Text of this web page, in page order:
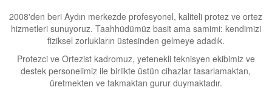
2008'den beri Aydın merkezde profesyonel, kaliteli protez ve ortez
hizmetleri sunuyoruz. Taahhüdümüz basit ama samimi: kendimizi
fiziksel zorlukların üstesinden gelmeye adadık.
Protezci ve Ortezist kadromuz, yetenekli teknisyen ekibimiz ve
destek personelimiz ile birlikte üstün cihazlar tasarlamaktan,
üretmekten ve takmaktan gurur duymaktadır.